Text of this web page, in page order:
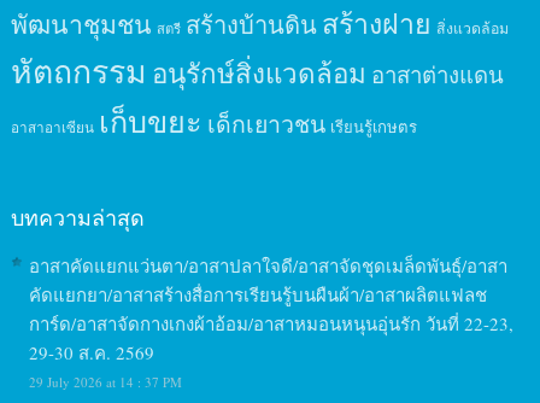
พัฒนาชุมชน สตรี สร้างบ้านดินสร้างฝาย สิ่งแวดล้อม
หัตถกรรม อนุรักษ์สิ่งแวดล้อม อาสาต่างแดน
อาสาอาเซียน เก็บขยะ เด็กเยาวชน เรียนรู้เกษตร
บทความล่าสุด
อาสาคัดแยกแว่นตา/อาสาปลาใจดี/อาสาจัดชุดเมล็ดพันธุ์/อาสา
คัดแยกยา/อาสาสร้างสื่อการเรียนรู้บนผืนผ้า/อาสาผลิตแฟลช
การ์ด/อาสาจัดกางเกงผ้าอ้อม/อาสาหมอนหนุนอุ่นรัก วันที่ 22-23,
29-30 ส.ค. 2569
29 July 2026 at 14 : 37 PM